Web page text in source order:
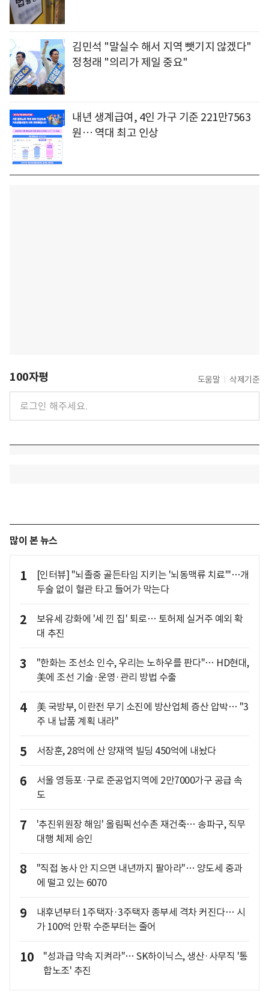
김민석 "말실수 해서 지역 뺏기지 않겠다"
정청래 "의리가 제일 중요"
내년 생계급여, 4인 가구 기준 221만7563
원… 역대 최고 인상
100자평 도움말 삭제기준
많이 본 뉴스
1
[인터뷰] "뇌졸중 골든타임 지키는 '뇌동맥류 치료'"…개
두술 없이 혈관 타고 들어가 막는다
2
보유세 강화에 '세 낀 집' 퇴로… 토허제 실거주 예외 확
대 추진
3
"한화는 조선소 인수, 우리는 노하우를 판다"… HD현대,
美에 조선 기술·운영·관리 방법 수출
4
美 국방부, 이란전 무기 소진에 방산업체 증산 압박… "3
주 내 납품 계획 내라"
5 서장훈, 28억에 산 양재역 빌딩 450억에 내놨다
6
서울 영등포·구로 준공업지역에 2만7000가구 공급 속
도
7
'추진위원장 해임' 올림픽선수촌 재건축… 송파구, 직무
대행 체제 승인
8
"직접 농사 안 지으면 내년까지 팔아라"… 양도세 중과
에 떨고 있는 6070
9
내후년부터 1주택자·3주택자 종부세 격차 커진다… 시
가 100억 안팎 수준부터는 줄어
10
"성과급 약속 지켜라"… SK하이닉스, 생산·사무직 '통
합노조' 추진